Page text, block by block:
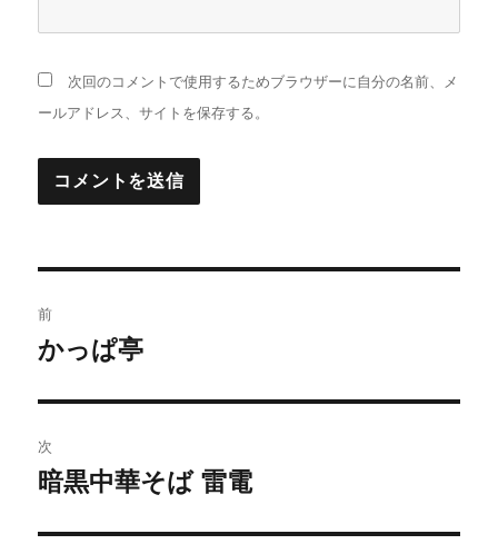
次回のコメントで使用するためブラウザーに自分の名前、メ
ールアドレス、サイトを保存する。
稿
ビ
ゲ
ー
前
前
投
稿:
かっぱ亭
次
次
投
暗黒中華そば 雷電